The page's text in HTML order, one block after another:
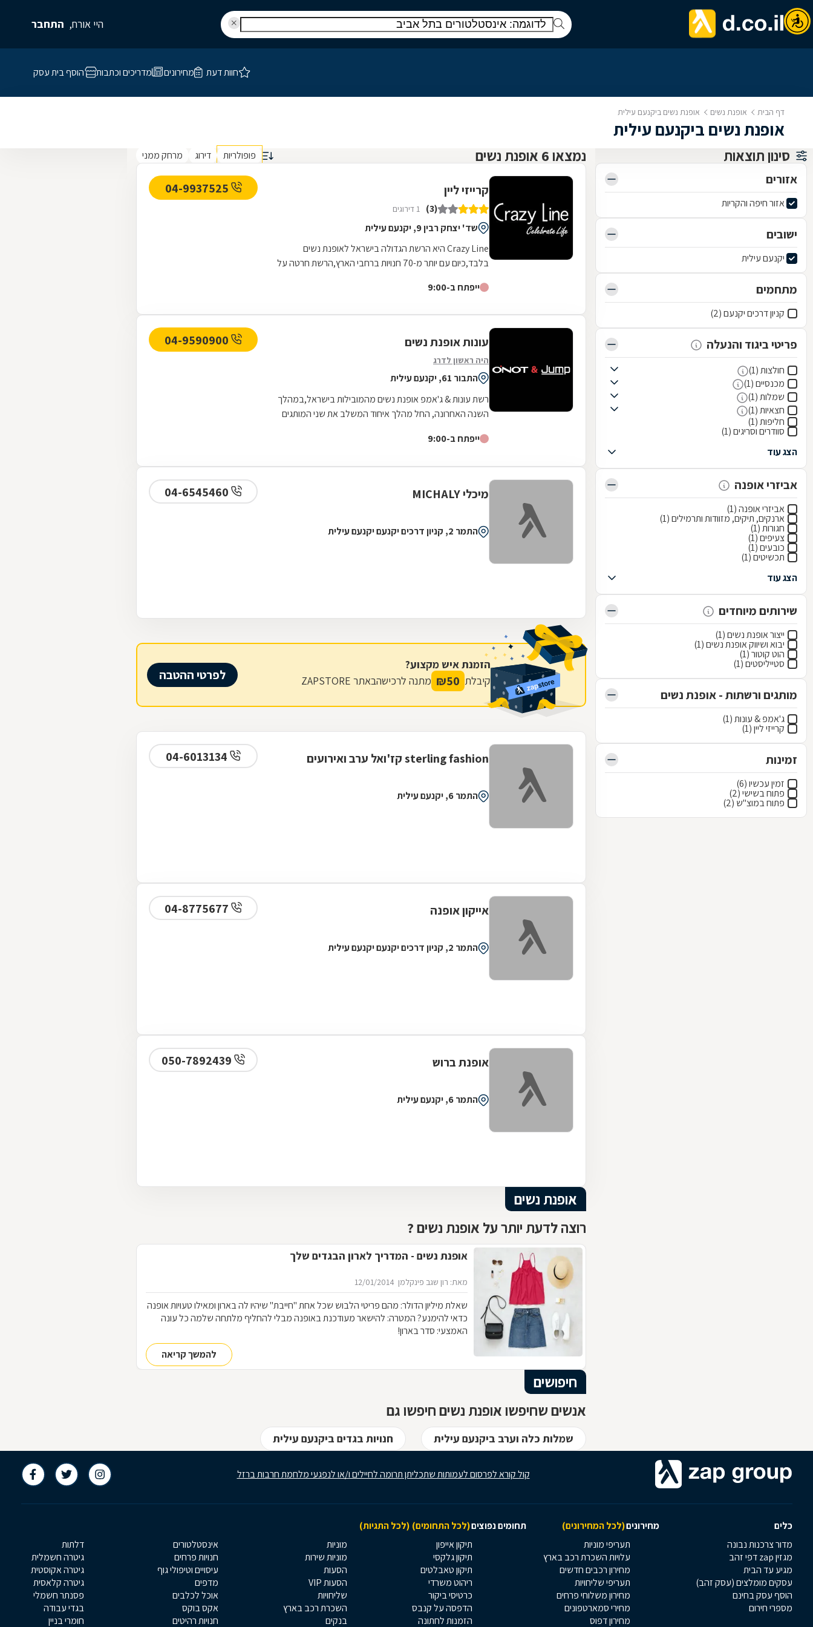
היי אורח, התחבר
חוות דעת מחירונים מדריכים וכתבות הוסף בית עסק
דף הבית אופנת נשים אופנת נשים ביקנעם עילית
אופנת נשים ביקנעם עילית
סינון תוצאות
אזורים
אזור חיפה והקריות
ישובים
יקנעם עילית
מתחמים
קניון דרכים יקנעם (2)
פריטי ביגוד והנעלה
חולצות (1)
מכנסיים (1)
שמלות (1)
חצאיות (1)
חליפות (1)
סוודרים וסריגים (1)
הצג עוד
אביזרי אופנה
אביזרי אופנה (1)
ארנקים, תיקים, מזוודות ותרמילים (1)
חגורות (1)
צעיפים (1)
כובעים (1)
תכשיטים (1)
הצג עוד
שירותים מיוחדים
ייצור אופנת נשים (1)
יבוא ושיווק אופנת נשים (1)
הוט קוטור (1)
סטייליסטים (1)
מותגים ורשתות - אופנת נשים
ג'אמפ & עונות (1)
קרייזי ליין (1)
זמינות
זמין עכשיו (6)
פתוח בשישי (2)
פתוח במוצ"ש (2)
נמצאו 6 אופנת נשים פופולריות דירוג מרחק ממני
קרייזי ליין
(3) 1 דירוגים
שד' יצחק רבין 9, יקנעם עילית
Crazy Line היא הרשת הגדולה בישראל לאופנת נשים
בלבד,כיום עם יותר מ-70 חנויות ברחבי הארץ,הרשת חרטה על
ייפתח ב-9:00
עונות אופנת נשים
היה ראשון לדרג
התבור 61, יקנעם עילית
רשת עונות & ג'אמפ אופנת נשים מהמובילות בישראל,במהלך
השנה האחרונה, החל מהלך איחוד המשלב את שני המותגים
ייפתח ב-9:00
מיכלי MICHALY
התמר 2, קניון דרכים יקנעם יקנעם עילית
הזמנת איש מקצוע?
קיבלת 50
₪ מתנה לרכישהבאתר ZAPSTORE לפרטי ההטבה
sterling fashion קז'ואל ערב ואירועים
התמר 6, יקנעם עילית
אייקון אופנה
התמר 2, קניון דרכים יקנעם יקנעם עילית
אופנת ברוש
התמר 6, יקנעם עילית
אופנת נשים
רוצה לדעת יותר על אופנת נשים ?
אופנת נשים - המדריך לארון הבגדים שלך
מאת: רון שגב פינקלמן 12/01/2014
שאלת מיליון הדולר: מהם פריטי הלבוש שכל אחת "חייבת" שיהיו לה בארון ומאילו טעויות אופנה
כדאי להימנע? המטרה: להישאר מעודכנת באופנה מבלי להחליף מלתחה שלמה כל עונה
האמצעי: סדר בארון!
להמשך קריאה
חיפושים
אנשים שחיפשו אופנת נשים חיפשו גם
שמלות כלה וערב ביקנעם עילית חנויות בגדים ביקנעם עילית
קול קורא לפרסום לעמותות שתכליתן תרומה לחיילים ו/או לנפגעי מלחמת חרבות ברזל
כלים מחירונים(לכל המחירונים) תחומים נפוצים(לכל התחומים) (לכל התגיות)
מדור צרכנות נבונה
מגזין zap דפי זהב
מגיע עד הבית
עסקים מומלצים (עסק זהב)
הוסף עסק בחינם
מספרי חירום
תעריפי מוניות
עלויות השכרת רכב בארץ
מחירון רכבים חדשים
תעריפי שליחויות
מחירון משלוחי פרחים
מחירי סמארטפונים
מחירון דפוס
תיקון אייפון
תיקון גלקסי
תיקון טאבלטים
ריהוט משרדי
כרטיסי ביקור
הדפסה על קנבס
הזמנות לחתונה
מוניות
מוניות שירות
הסעות
הסעות VIP
שליחויות
השכרת רכב בארץ
בנקים
אינסטלטורים
חנויות פרחים
עיסויים וטיפולי גוף
מדפים
אוכל לכלבים
אקס בוקס
חנויות רהיטים
דלתות
גיטרה חשמלית
גיטרה אקוסטית
גיטרה קלאסית
פסנתר חשמלי
בגדי עבודה
חומרי בניין